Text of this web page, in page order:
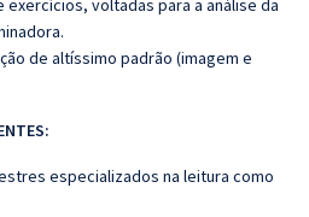
exercícios, voltadas para a análise da
de altíssimo padrão (imagem e
especializados na leitura como